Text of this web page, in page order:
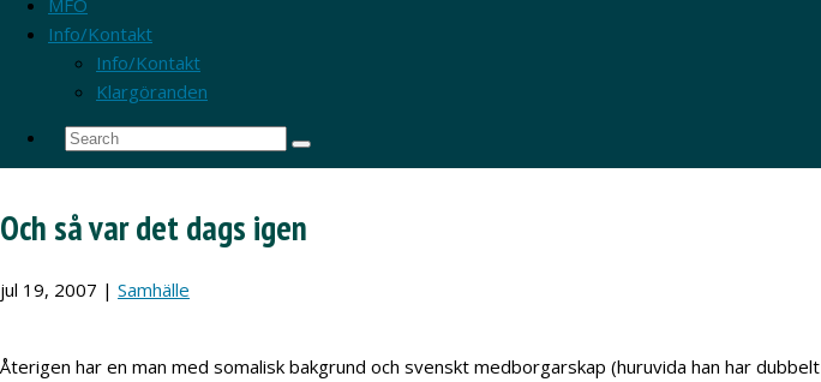
Info/Kontakt
Info/Kontakt
Klargöranden
Och så var det dags igen
jul 19, 2007 | Samhälle
Återigen har en man med somalisk bakgrund och svenskt medborgarskap (huruvida han har dubbelt